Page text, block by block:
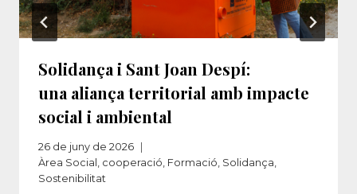
Solidança i Sant Joan Despí:
una aliança territorial amb impacte
social i ambiental
26 de juny de 2026
Àrea Social , cooperació, Formació, Solidança,
Sostenibilitat